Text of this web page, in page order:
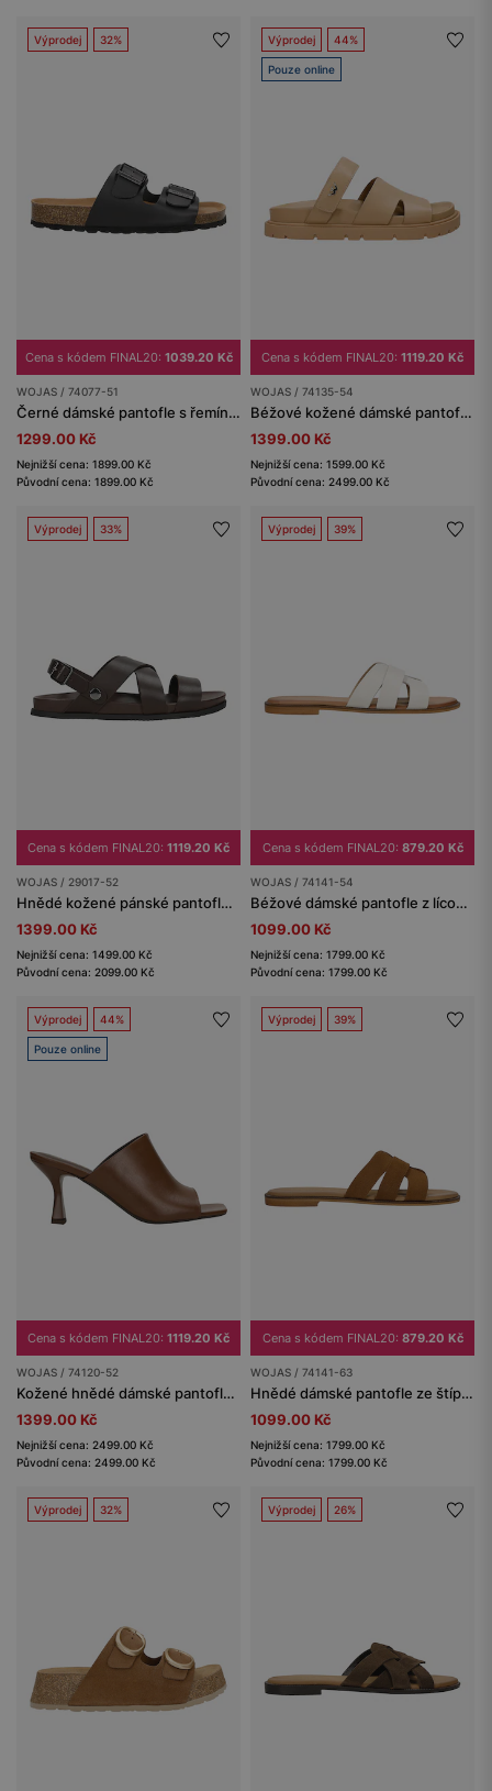
Výprodej 32%
Cena s kódem FINAL20: 1039.20 Kč
WOJAS / 74077-51
Černé dámské pantofle s řemínky a korkovou podrážkou
1299.00 Kč
Nejnižší cena: 1899.00 Kč
Původní cena: 1899.00 Kč
Výprodej 44%
Pouze online
Cena s kódem FINAL20: 1119.20 Kč
WOJAS / 74135-54
Béžové kožené dámské pantofle na masivní podrážce
1399.00 Kč
Nejnižší cena: 1599.00 Kč
Původní cena: 2499.00 Kč
Výprodej 33%
Cena s kódem FINAL20: 1119.20 Kč
WOJAS / 29017-52
Hnědé kožené pánské pantofle-sandály s odnímatelným páskem 2v1
1399.00 Kč
Nejnižší cena: 1499.00 Kč
Původní cena: 2099.00 Kč
Výprodej 39%
Cena s kódem FINAL20: 879.20 Kč
WOJAS / 74141-54
Béžové dámské pantofle z lícové kůže
1099.00 Kč
Nejnižší cena: 1799.00 Kč
Původní cena: 1799.00 Kč
Výprodej 44%
Pouze online
Cena s kódem FINAL20: 1119.20 Kč
WOJAS / 74120-52
Kožené hnědé dámské pantofle na podpatku
1399.00 Kč
Nejnižší cena: 2499.00 Kč
Původní cena: 2499.00 Kč
Výprodej 39%
Cena s kódem FINAL20: 879.20 Kč
WOJAS / 74141-63
Hnědé dámské pantofle ze štípenky
1099.00 Kč
Nejnižší cena: 1799.00 Kč
Původní cena: 1799.00 Kč
Výprodej 32% Výprodej 26%